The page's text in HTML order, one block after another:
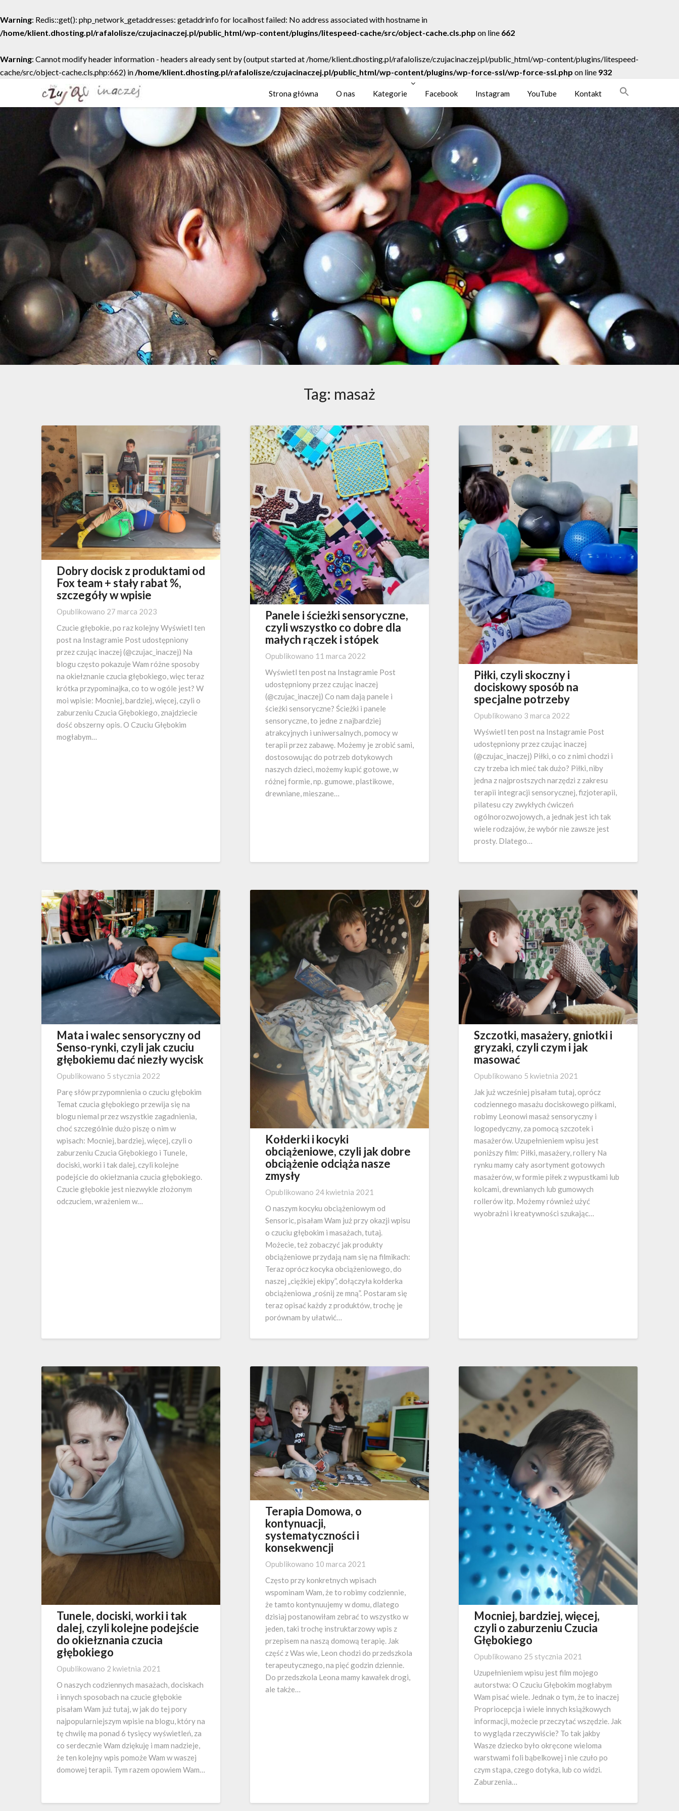
Warning: Redis::get(): php_network_getaddresses: getaddrinfo for localhost failed: No address associated with hostname in
/home/klient.dhosting.pl/rafalolisze/czujacinaczej.pl/public_html/wp-content/plugins/litespeed-cache/src/object-cache.cls.php on line 662
Warning: Cannot modify header information - headers already sent by (output started at /home/klient.dhosting.pl/rafalolisze/czujacinaczej.pl/public_html/wp-content/plugins/litespeed-
cache/src/object-cache.cls.php:662) in/home/klient.dhosting.pl/rafalolisze/czujacinaczej.pl/public_html/wp-content/plugins/wp-force-ssl/wp-force-ssl.php on line 932
Strona główna O nas Kategorie Facebook Instagram YouTube Kontakt
Tag: masaż
Dobry docisk z produktami od
Fox team + stały rabat %,
szczegóły w wpisie
Opublikowano 27 marca 2023
Czucie głębokie, po raz kolejny Wyświetl ten
post na Instagramie Post udostępniony
przez czując inaczej (@czujac_inaczej) Na
blogu często pokazuje Wam różne sposoby
na okiełznanie czucia głębokiego, więc teraz
krótka przypominajka, co to w ogóle jest? W
moi wpisie: Mocniej, bardziej, więcej, czyli o
zaburzeniu Czucia Głębokiego, znajdziecie
dość obszerny opis. O Czuciu Głębokim
mogłabym…
Panele i ścieżki sensoryczne,
czyli wszystko co dobre dla
małych rączek i stópek
Opublikowano 11 marca 2022
Wyświetl ten post na Instagramie Post
udostępniony przez czując inaczej
(@czujac_inaczej) Co nam dają panele i
ścieżki sensoryczne? Ścieżki i panele
sensoryczne, to jedne z najbardziej
atrakcyjnych i uniwersalnych, pomocy w
terapii przez zabawę. Możemy je zrobić sami,
dostosowując do potrzeb dotykowych
naszych dzieci, możemy kupić gotowe, w
różnej formie, np. gumowe, plastikowe,
drewniane, mieszane…
Piłki, czyli skoczny i
dociskowy sposób na
specjalne potrzeby
Opublikowano 3 marca 2022
Wyświetl ten post na Instagramie Post
udostępniony przez czując inaczej
(@czujac_inaczej) Piłki, o co z nimi chodzi i
czy trzeba ich mieć tak dużo? Piłki, niby
jedna z najprostszych narzędzi z zakresu
terapii integracji sensorycznej, fizjoterapii,
pilatesu czy zwykłych ćwiczeń
ogólnorozwojowych, a jednak jest ich tak
wiele rodzajów, że wybór nie zawsze jest
prosty. Dlatego…
Mata i walec sensoryczny od
Senso-rynki, czyli jak czuciu
głębokiemu dać niezły wycisk
Opublikowano 5 stycznia 2022
Parę słów przypomnienia o czuciu głębokim
Temat czucia głębokiego przewija się na
blogu niemal przez wszystkie zagadnienia,
choć szczególnie dużo piszę o nim w
wpisach: Mocniej, bardziej, więcej, czyli o
zaburzeniu Czucia Głębokiego i Tunele,
dociski, worki i tak dalej, czyli kolejne
podejście do okiełznania czucia głębokiego.
Czucie głębokie jest niezwykle złożonym
odczuciem, wrażeniem w…
Kołderki i kocyki
obciążeniowe, czyli jak dobre
obciążenie odciąża nasze
zmysły
Opublikowano 24 kwietnia 2021
O naszym kocyku obciążeniowym od
Sensoric, pisałam Wam już przy okazji wpisu
o czuciu głębokim i masażach, tutaj.
Możecie, też zobaczyć jak produkty
obciążeniowe przydają nam się na filmikach:
Teraz oprócz kocyka obciążeniowego, do
naszej „ciężkiej ekipy”, dołączyła kołderka
obciążeniowa „rośnij ze mną”. Postaram się
teraz opisać każdy z produktów, trochę je
porównam by ułatwić…
Szczotki, masażery, gniotki i
gryzaki, czyli czym i jak
masować
Opublikowano 5 kwietnia 2021
Jak już wcześniej pisałam tutaj, oprócz
codziennego masażu dociskowego piłkami,
robimy Leonowi masaż sensoryczny i
logopedyczny, za pomocą szczotek i
masażerów. Uzupełnieniem wpisu jest
poniższy film: Piłki, masażery, rollery Na
rynku mamy cały asortyment gotowych
masażerów, w formie piłek z wypustkami lub
kolcami, drewnianych lub gumowych
rollerów itp. Możemy również użyć
wyobraźni i kreatywności szukając…
Tunele, dociski, worki i tak
dalej, czyli kolejne podejście
do okiełznania czucia
głębokiego
Opublikowano 2 kwietnia 2021
O naszych codziennych masażach, dociskach
i innych sposobach na czucie głębokie
pisałam Wam już tutaj, w jak do tej pory
najpopularniejszym wpisie na blogu, który na
tę chwilę ma ponad 6 tysięcy wyświetleń, za
co serdecznie Wam dziękuję i mam nadzieje,
że ten kolejny wpis pomoże Wam w waszej
domowej terapii. Tym razem opowiem Wam…
Terapia Domowa, o
kontynuacji,
systematyczności i
konsekwencji
Opublikowano 10 marca 2021
Często przy konkretnych wpisach
wspominam Wam, że to robimy codziennie,
że tamto kontynuujemy w domu, dlatego
dzisiaj postanowiłam zebrać to wszystko w
jeden, taki trochę instruktarzowy wpis z
przepisem na naszą domową terapię. Jak
część z Was wie, Leon chodzi do przedszkola
terapeutycznego, na pięć godzin dziennie.
Do przedszkola Leona mamy kawałek drogi,
ale także…
Mocniej, bardziej, więcej,
czyli o zaburzeniu Czucia
Głębokiego
Opublikowano 25 stycznia 2021
Uzupełnieniem wpisu jest film mojego
autorstwa: O Czuciu Głębokim mogłabym
Wam pisać wiele. Jednak o tym, że to inaczej
Propriocepcja i wiele innych książkowych
informacji, możecie przeczytać wszędzie. Jak
to wygląda rzeczywiście? To tak jakby
Wasze dziecko było okręcone wieloma
warstwami foli bąbelkowej i nie czuło po
czym stąpa, czego dotyka, lub co widzi.
Zaburzenia…